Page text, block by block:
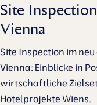
Site
Vienna
Site Inspection im
Vienna: Einblicke in
wirtschaftliche
Hotelprojekte Wiens.